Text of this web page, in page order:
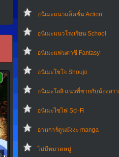
อนิเมะแนวแอ็คชั่น Action
อนิเมะแนวโรงเรียน School
อนิเมะแฟนตาซี Fantasy
อนิเมะโชโจ Shoujo
อนิเมะโลลิ แนวพี่ชายกับน้องสาว
อนิเมะไซไฟ Sci-Fi
อ่านการ์ตูนมังงะ manga
ไม่มีหมวดหมู่